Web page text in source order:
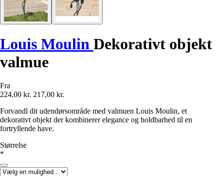
Louis Moulin Dekorativt objekt
valmue
Fra
224,00 kr. 217,00 kr.
Forvandl dit udendørsområde med valmuen Louis Moulin, et
dekorativt objekt der kombinerer elegance og holdbarhed til en
fortryllende have.
Størrelse
*